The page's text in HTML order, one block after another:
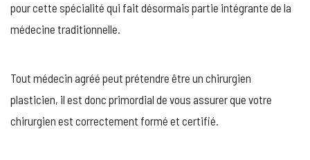
pour cette spécialité qui fait désormais partie intégrante de la
médecine traditionnelle.
Tout médecin agréé peut prétendre être un chirurgien
plasticien, il est donc primordial de vous assurer que votre
chirurgien est correctement formé et certifié.